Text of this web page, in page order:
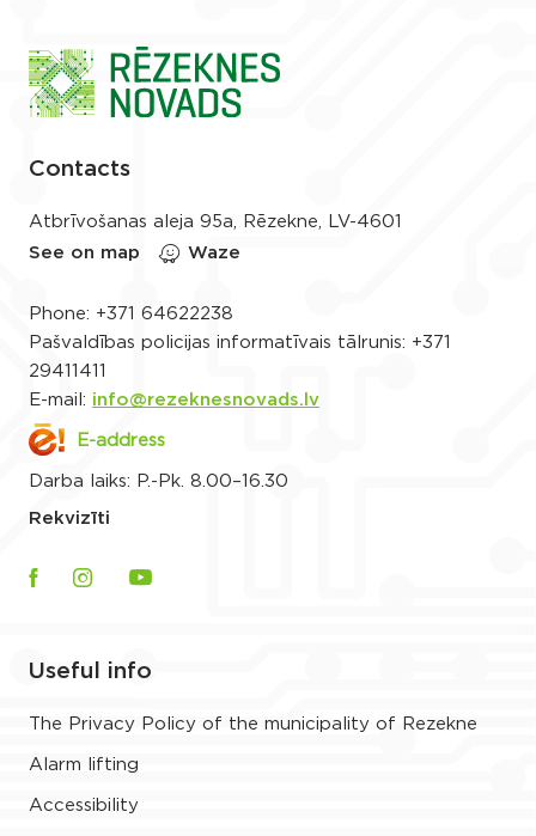
Contacts
Atbrīvošanas aleja 95a, Rēzekne, LV-4601
See on map
Waze
Phone: +371 64622238
Pašvaldības policijas informatīvais tālrunis: +371
29411411
E-mail: info@rezeknesnovads.lv
E-address
Darba laiks: P.-Pk. 8.00–16.30
Rekvizīti
Useful info
The Privacy Policy of the municipality of Rezekne
Alarm lifting
Accessibility